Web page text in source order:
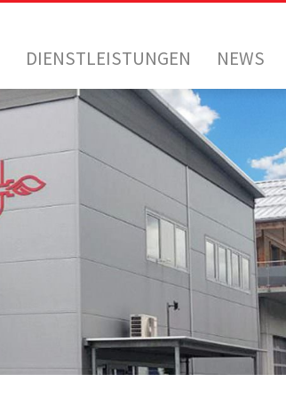
DIENSTLEISTUNGEN NEWS